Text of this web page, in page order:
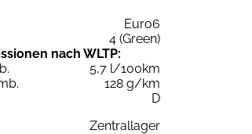
Euro6
4 (Green)
nach WLTP:
5,7 l/100km
128 g/km
D
Zentrallager